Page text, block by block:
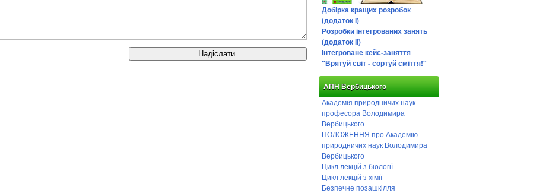
Добірка кращих розробок
(додаток І)
Розробки інтегрованих занять
(додаток ІІ)
Інтегроване кейс-заняття
"Врятуй світ - сортуй сміття!"
АПН Вербицького
Академія природничих наук
професора Володимира
Вербицького
ПОЛОЖЕННЯ про Академію
природничих наук Володимира
Вербицького
Цикл лекцій з біології
Цикл лекцій з хімії
Безпечне позашкілля